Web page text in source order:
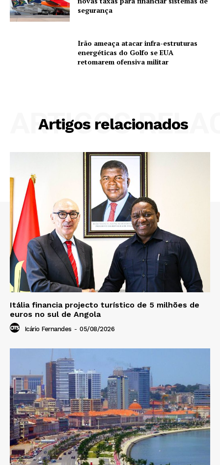
segurança
Irão ameaça atacar infra-estruturas
energéticas do Golfo se EUA
retomarem ofensiva militar
Artigos relacionados
ARTIGOS
Itália financia projecto turístico de 5 milhões de
euros no sul de Angola
Icário Fernandes - 05/08/2026